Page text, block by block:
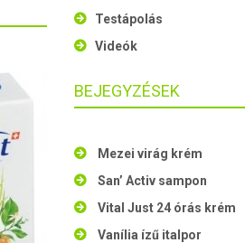
Testápolás
Videók
BEJEGYZÉSEK
Mezei virág krém
San’ Activ sampon
Vital Just 24 órás krém
Vanília ízű italpor